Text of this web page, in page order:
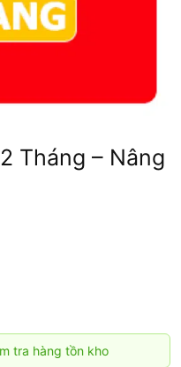
Tháng – Nâng
hàng tồn kho